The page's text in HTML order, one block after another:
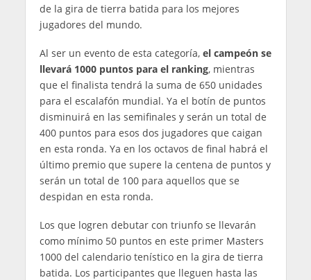
de la gira de tierra batida para los mejores
jugadores del mundo.
Al ser un evento de esta categoría, el campeón se
llevará 1000 puntos para el ranking, mientras
que el finalista tendrá la suma de 650 unidades
para el escalafón mundial. Ya el botín de puntos
disminuirá en las semifinales y serán un total de
400 puntos para esos dos jugadores que caigan
en esta ronda. Ya en los octavos de final habrá el
último premio que supere la centena de puntos y
serán un total de 100 para aquellos que se
despidan en esta ronda.
Los que logren debutar con triunfo se llevarán
como mínimo 50 puntos en este primer Masters
1000 del calendario tenístico en la gira de tierra
batida. Los participantes que lleguen hasta las